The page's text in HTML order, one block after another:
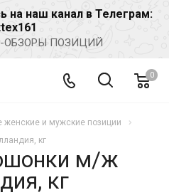
на наш канал в Телеграм:
ОБЗОРЫ ПОЗИЦИЙ
0
женские и мужские позиции
кг
м/ж
кг